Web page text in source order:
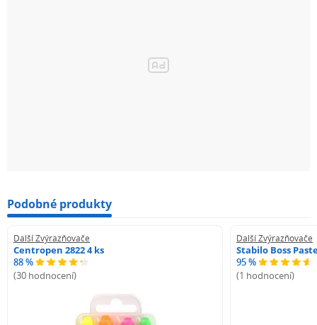
Podobné produkty
Další Zvýrazňovače
Centropen 2822 4 ks
88 %
(30 hodnocení)
Další Zvýrazňovače
Stabilo Boss
95 %
(1 hodnocení)